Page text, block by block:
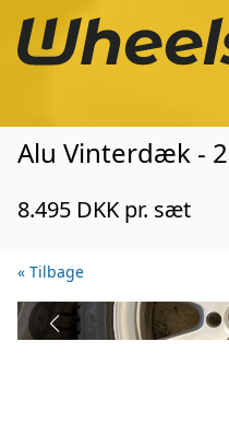
8.495 DKK pr. sæt
« Tilbage